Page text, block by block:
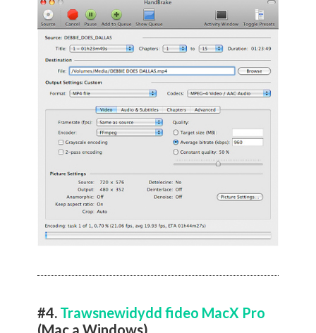
#4. Trawsnewidydd fideo MacX Pro